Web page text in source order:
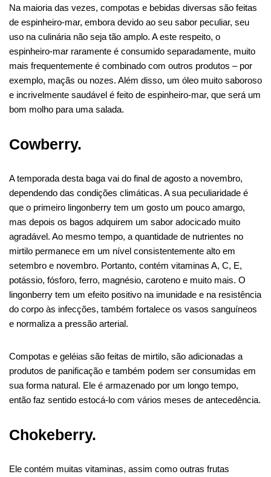
Na maioria das vezes, compotas e bebidas diversas são feitas
de espinheiro-mar, embora devido ao seu sabor peculiar, seu
uso na culinária não seja tão amplo. A este respeito, o
espinheiro-mar raramente é consumido separadamente, muito
mais frequentemente é combinado com outros produtos – por
exemplo, maçãs ou nozes. Além disso, um óleo muito saboroso
e incrivelmente saudável é feito de espinheiro-mar, que será um
bom molho para uma salada.
Cowberry.
A temporada desta baga vai do final de agosto a novembro,
dependendo das condições climáticas. A sua peculiaridade é
que o primeiro lingonberry tem um gosto um pouco amargo,
mas depois os bagos adquirem um sabor adocicado muito
agradável. Ao mesmo tempo, a quantidade de nutrientes no
mirtilo permanece em um nível consistentemente alto em
setembro e novembro. Portanto, contém vitaminas A, C, E,
potássio, fósforo, ferro, magnésio, caroteno e muito mais. O
lingonberry tem um efeito positivo na imunidade e na resistência
do corpo às infecções, também fortalece os vasos sanguíneos
e normaliza a pressão arterial.
Compotas e geléias são feitas de mirtilo, são adicionadas a
produtos de panificação e também podem ser consumidas em
sua forma natural. Ele é armazenado por um longo tempo,
então faz sentido estocá-lo com vários meses de antecedência.
Chokeberry.
Ele contém muitas vitaminas, assim como outras frutas